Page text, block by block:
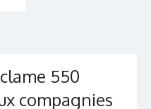
550
compagnies